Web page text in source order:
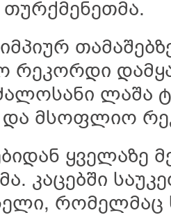
რეკორდი
ლაშა
მსოფლიო
ყველაზე
კაცებში
რომელმაც